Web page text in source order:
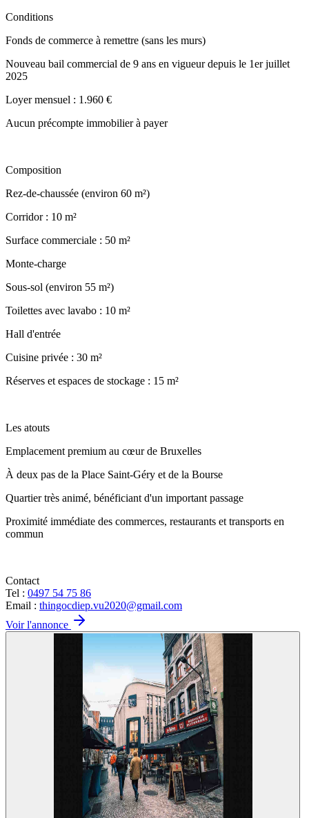
Conditions
Fonds de commerce à remettre (sans les murs)
Nouveau bail commercial de 9 ans en vigueur depuis le 1er juillet
2025
Loyer mensuel : 1.960 €
Aucun précompte immobilier à payer
Composition
Rez-de-chaussée (environ 60 m²)
Corridor : 10 m²
Surface commerciale : 50 m²
Monte-charge
Sous-sol (environ 55 m²)
Toilettes avec lavabo : 10 m²
Hall d'entrée
Cuisine privée : 30 m²
Réserves et espaces de stockage : 15 m²
Les atouts
Emplacement premium au cœur de Bruxelles
À deux pas de la Place Saint-Géry et de la Bourse
Quartier très animé, bénéficiant d'un important passage
Proximité immédiate des commerces, restaurants et transports en
commun
Contact
Tel : 0497 54 75 86
Email : thingocdiep.vu2020@gmail.com
Voir l'annonce